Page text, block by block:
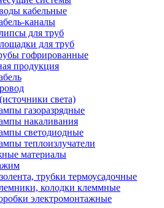
кабельные
каналы
для труб
для труб
гофрированные
продукция
света)
газоразрядные
накаливания
светодиодные
теплоизлучатели
материалы
трубки термоусадочные
колодки клеммные
электромонтажные